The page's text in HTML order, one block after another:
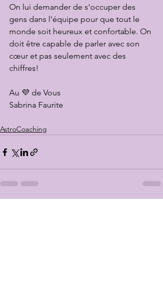
On lui demander de s'occuper des
gens dans l'équipe pour que tout le
monde soit heureux et confortable. On
doit être capable de parler avec son
cœur et pas seulement avec des
chiffres!
Au 💜 de Vous
Sabrina Faurite
AstroCoaching